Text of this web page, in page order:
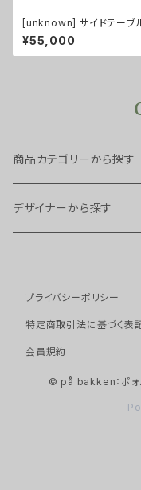
[unknown] サイドテーブ
ーク
¥55,000
商品カテゴリーから探す
チェア・スツール
ダイニングチェア
アームチェア
イージーチェア
１シーター
２シーター
テーブル・デスク
サイドテーブル
キャビネット・ストレージ
デザイナーから探す
Arne Vodder
Borge Mogensen
プライバシーポリシー
特定商取引法に基づく表
会員規約
© på bakken：ポォ